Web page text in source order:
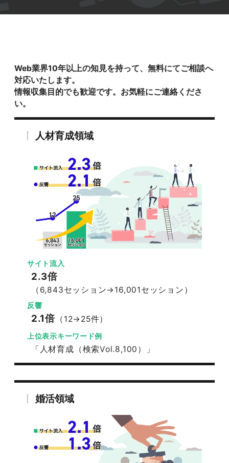
Web業界10年以上の知見を持って、無料にてご相談へ
対応いたします。
情報収集目的でも歓迎です。お気軽にご連絡くださ
い。
人材育成領域
サイト流入
2.3倍
（6,843セッション→16,001セッション）
反響
2.1倍 （12→25件）
上位表示キーワード例
「人材育成（検索Vol.8,100）」
婚活領域